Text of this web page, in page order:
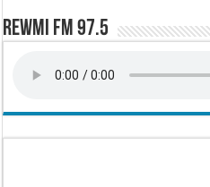
Rewmi FM 97.5